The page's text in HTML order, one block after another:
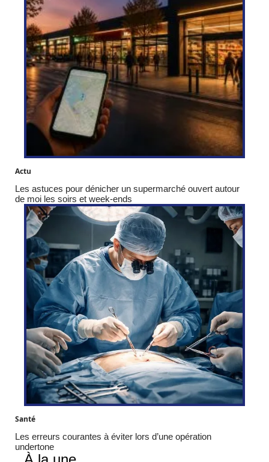
Actu
Les astuces pour dénicher un supermarché ouvert autour
de moi les soirs et week-ends
Santé
Les erreurs courantes à éviter lors d’une opération
undertone